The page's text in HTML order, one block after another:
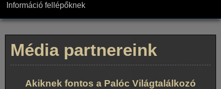
Információ fellépőknek
Média partnereink
Akiknek fontos a Palóc Világtalálkozó